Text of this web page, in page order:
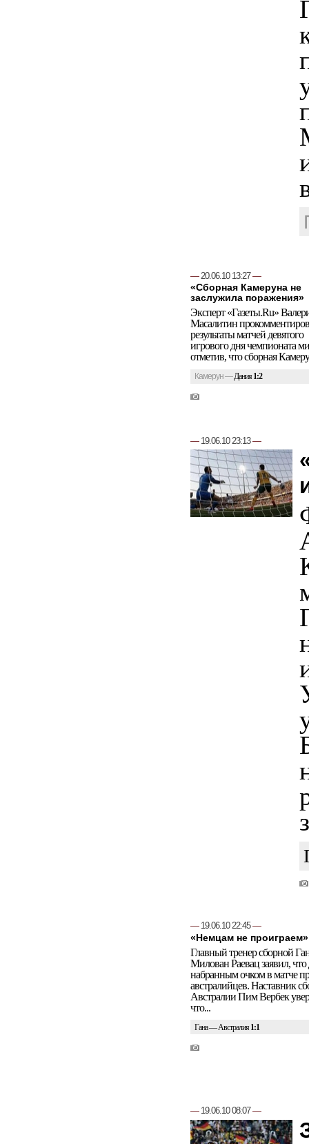
— 20.06.10 13:27—
«Сборная Камеруна не
заслужила поражения»
Эксперт «Газеты.Ru»
Масалитин
результаты матчей девятого
игрового дня чемпионата
отметив, что сборная
Камерун—Дания1:2
— 19.06.10 23:13—
— 19.06.10 22:45—
«Немцам не проиграем»
Главный тренер сборной
Милован Раевац заявил, что
набранным очком в матче
австралийцев. Наставник
Австралии Пим Вербек
что...
Гана — Австралия1:1
— 19.06.10 08:07—